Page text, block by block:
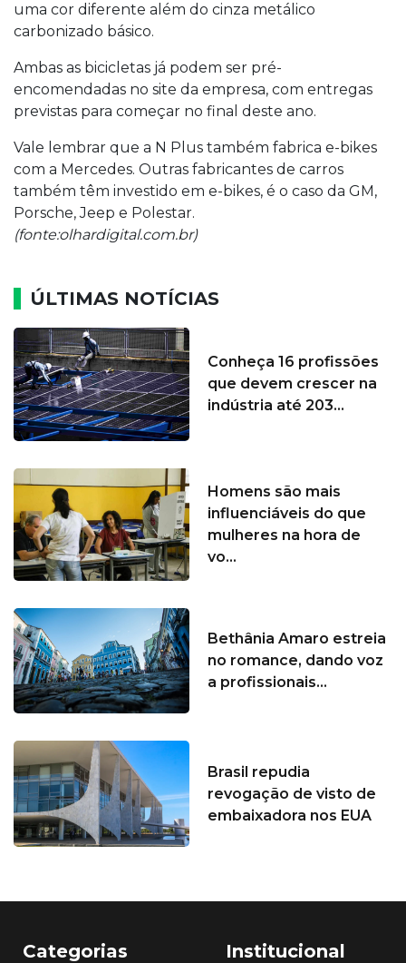
uma cor diferente além do cinza metálico
carbonizado básico.
Ambas as bicicletas já podem ser pré-
encomendadas no site da empresa, com entregas
previstas para começar no final deste ano.
Vale lembrar que a N Plus também fabrica e-bikes
com a Mercedes. Outras fabricantes de carros
também têm investido em e-bikes, é o caso da GM,
Porsche, Jeep e Polestar.
(fonte:olhardigital.com.br)
ÚLTIMAS NOTÍCIAS
Conheça 16 profissões
que devem crescer na
indústria até 203...
Homens são mais
influenciáveis do que
mulheres na hora de
vo...
Bethânia Amaro estreia
no romance, dando voz
a profissionais...
Brasil repudia
revogação de visto de
embaixadora nos EUA
Categorias Institucional